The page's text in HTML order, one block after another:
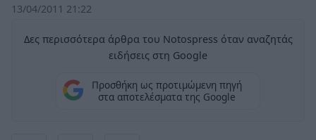
13/04/2011 21:22
Δες περισσότερα άρθρα του Notospress όταν αναζητάς
ειδήσεις στη Google
Προσθήκη ως προτιμώμενη πηγή
στα αποτελέσματα της Google